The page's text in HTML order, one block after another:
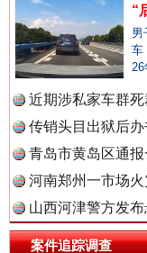
中
中
春天
“
男
车
26
近期涉私家车群
传销头目出狱后
青岛市黄岛区通
河南郑州一市场
山西河津警方发
案件追踪调查